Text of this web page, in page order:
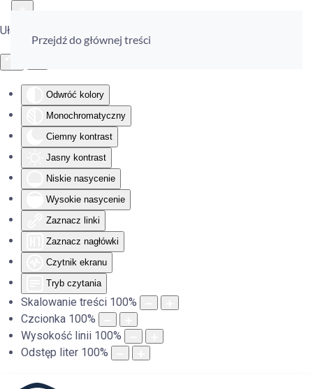
Ułatwienia dostępu
Odwróć kolory
Monochromatyczny
Ciemny kontrast
Jasny kontrast
Niskie nasycenie
Wysokie nasycenie
Zaznacz linki
Zaznacz nagłówki
Czytnik ekranu
Tryb czytania
Skalowanie treści 100%
Czcionka 100%
Wysokość linii 100%
Odstęp liter 100%
Przejdź do głównej treści